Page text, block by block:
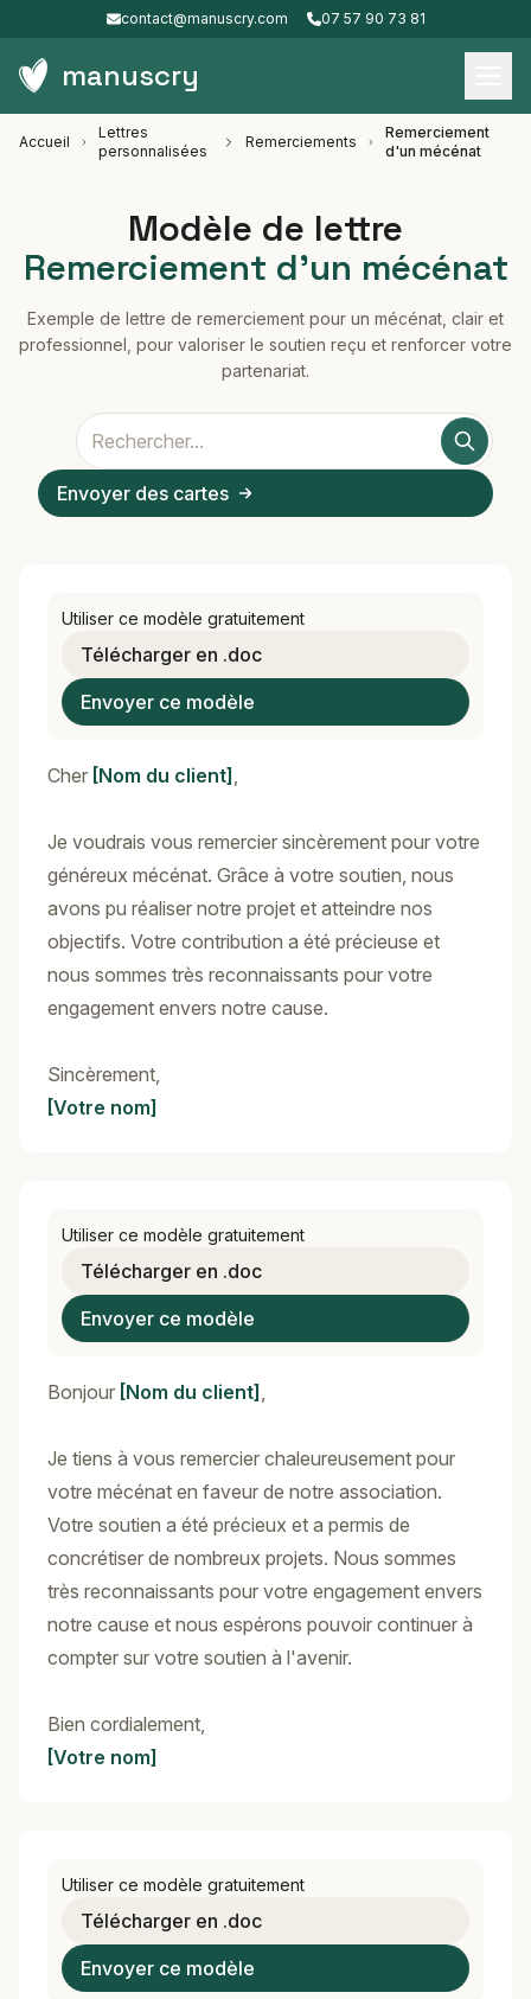
contact@manuscry.com 07 57 90 73 81
manuscry
Accueil
Lettres
personnalisées
Remerciements
Remerciement
d'un mécénat
Modèle de lettre
Remerciement d'un mécénat
Exemple de lettre de remerciement pour un mécénat, clair et
professionnel, pour valoriser le soutien reçu et renforcer votre
partenariat.
Envoyer des cartes
Utiliser ce modèle gratuitement
Télécharger en .doc
Envoyer ce modèle
Cher [Nom du client] ,
Je voudrais vous remercier sincèrement pour votre
généreux mécénat. Grâce à votre soutien, nous
avons pu réaliser notre projet et atteindre nos
objectifs. Votre contribution a été précieuse et
nous sommes très reconnaissants pour votre
engagement envers notre cause.
Sincèrement,
[Votre nom]
Utiliser ce modèle gratuitement
Télécharger en .doc
Envoyer ce modèle
Bonjour [Nom du client] ,
Je tiens à vous remercier chaleureusement pour
votre mécénat en faveur de notre association.
Votre soutien a été précieux et a permis de
concrétiser de nombreux projets. Nous sommes
très reconnaissants pour votre engagement envers
notre cause et nous espérons pouvoir continuer à
compter sur votre soutien à l'avenir.
Bien cordialement,
[Votre nom]
Utiliser ce modèle gratuitement
Télécharger en .doc
Envoyer ce modèle